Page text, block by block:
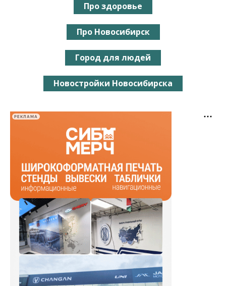
Про здоровье
Про Новосибирск
Город для людей
Новостройки Новосибирска
РЕКЛАМА